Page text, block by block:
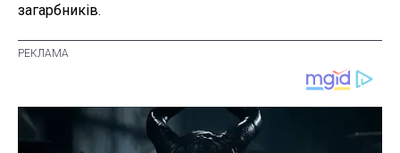
загарбників.